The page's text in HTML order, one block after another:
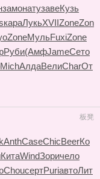
замонатузавеКузь
караЛукьXVIIZoneZon
ZoneМульFuxiZone
Руби(АмфJameСето
MichАлдаВелиCharОт
板凳
AnthCaseChicBeerКо
КитаWindЗоричело
ChouсертPuriавтоЛит